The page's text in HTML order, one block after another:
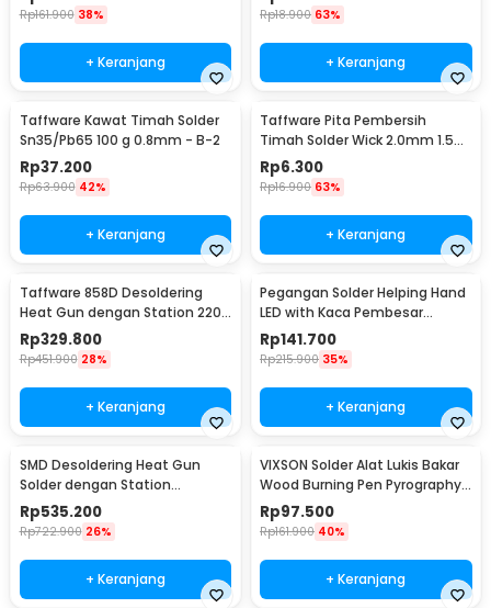
Rp161.900 38%
+ Keranjang
Rp18.900 63%
+ Keranjang
Taffware Kawat Timah Solder
Sn35/Pb65 100 g 0.8mm - B-2
Rp37.200
Rp63.900 42%
+ Keranjang
Taffware Pita Pembersih
Timah Solder Wick 2.0mm 1.5M
- CP-2015
Rp6.300
Rp16.900 63%
+ Keranjang
Taffware 858D Desoldering
Heat Gun dengan Station 220V
750W
Rp329.800
Rp451.900 28%
+ Keranjang
Pegangan Solder Helping Hand
LED with Kaca Pembesar
Magnifier 3X/4.5X - TH-7023
Rp141.700
Rp215.900 35%
+ Keranjang
SMD Desoldering Heat Gun
Solder dengan Station
220V/700W - KS8586
Rp535.200
Rp722.900 26%
+ Keranjang
VIXSON Solder Alat Lukis Bakar
Wood Burning Pen Pyrography
60W 36 Set - CS-31 D
Rp97.500
Rp161.900 40%
+ Keranjang